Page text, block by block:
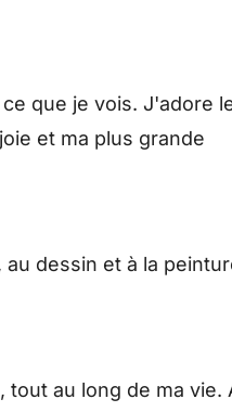
que je vois. J'adore
et ma plus grande
dessin et à la
au long de ma vie.